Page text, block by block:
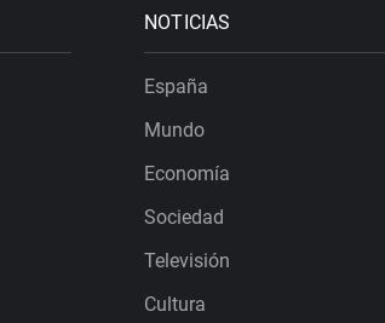
NOTICIAS
España
Mundo
Economía
Sociedad
Televisión
Cultura